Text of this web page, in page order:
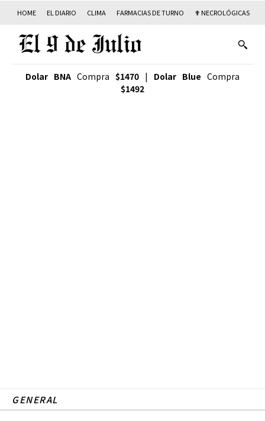
HOME EL DIARIO CLIMA FARMACIAS DE TURNO ✟ NECROLÓGICAS
Dolar BNA Compra $1470 | Dolar Blue Compra
$1492
GENERAL